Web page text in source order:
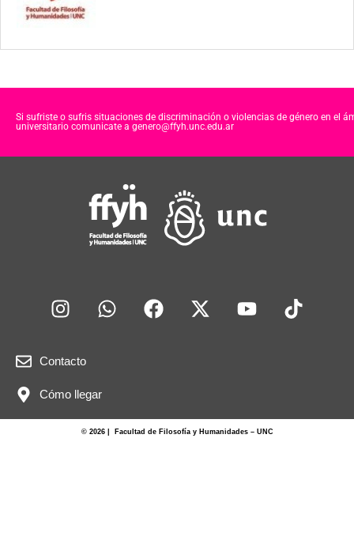
Si sufriste o sufris situaciones de discriminación o violencias de género en el
universitario comunicate a genero@ffyh.unc.edu.ar
Contacto
Cómo llegar
© 2026 | Facultad de Filosofía y Humanidades – UNC